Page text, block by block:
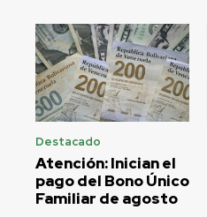
Destacado
Atención: Inician el
pago del Bono Único
Familiar de agosto